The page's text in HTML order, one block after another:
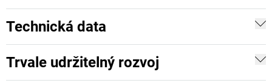
Technická data
Trvale udržitelný rozvoj